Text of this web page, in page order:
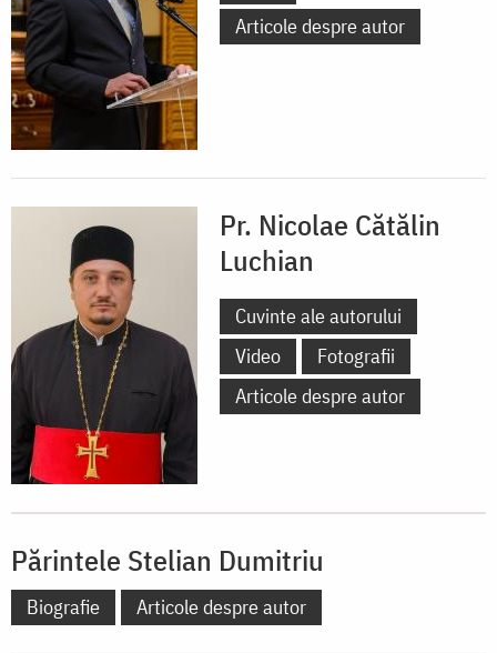
Articole despre autor
Pr. Nicolae Cătălin
Luchian
Cuvinte ale autorului
Video
Fotografii
Articole despre autor
Părintele Stelian Dumitriu
Biografie Articole despre autor